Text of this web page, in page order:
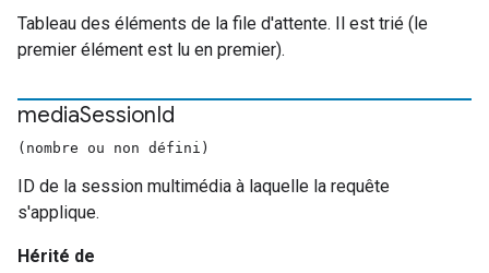
Tableau des éléments de la file d'attente. Il est trié (le
premier élément est lu en premier).
mediaSessionId
(nombre ou non défini)
ID de la session multimédia à laquelle la requête
s'applique.
Hérité de